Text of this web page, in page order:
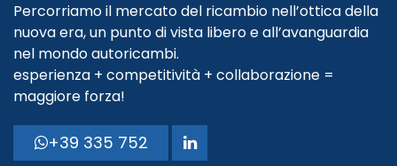
Percorriamo il mercato del ricambio nell’ottica della
nuova era, un punto di vista libero e all’avanguardia
nel mondo autoricambi.
esperienza + competitività + collaborazione =
maggiore forza!
+39 335 752